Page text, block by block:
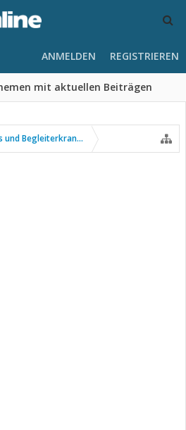
mit aktuellen Beiträgen
ANMELDEN REGISTRIEREN
und Begleiterkrankungen